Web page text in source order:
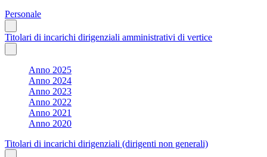
Personale
Titolari di incarichi dirigenziali amministrativi di vertice
Anno 2025
Anno 2024
Anno 2023
Anno 2022
Anno 2021
Anno 2020
Titolari di incarichi dirigenziali (dirigenti non generali)